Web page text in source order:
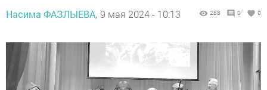
Насима ФАЗЛЫЕВА, 9 мая 2024 - 10:13 288 0 0